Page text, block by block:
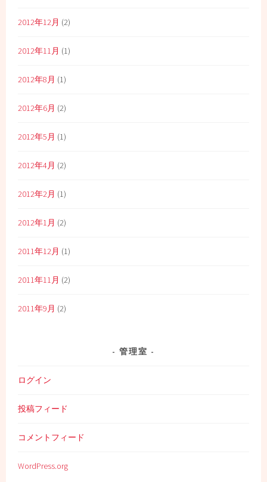
2012年12月 (2)
2012年11月 (1)
2012年8月 (1)
2012年6月 (2)
2012年5月 (1)
2012年4月 (2)
2012年2月 (1)
2012年1月 (2)
2011年12月 (1)
2011年11月 (2)
2011年9月 (2)
管理室
ログイン
投稿フィード
コメントフィード
WordPress.org